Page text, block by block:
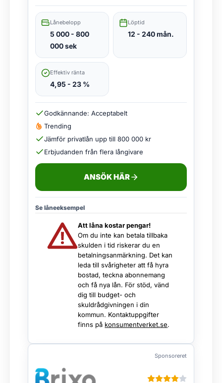
Lånebelopp
5 000 - 800
000 sek
Löptid
12 - 240 mån.
Effektiv ränta
4,95 - 23 %
Godkännande: Acceptabelt
Trending
Jämför privatlån upp till 800 000 kr
Erbjudanden från flera långivare
ANSÖK HÄR
Se låneeksempel
Att låna kostar pengar!
Om du inte kan betala tillbaka
skulden i tid riskerar du en
betalningsanmärkning. Det kan
leda till svårigheter att få hyra
bostad, teckna abonnemang
och få nya lån. För stöd, vänd
dig till budget- och
skuldrådgivningen i din
kommun. Kontaktuppgifter
finns på konsumentverket.se.
Sponsoreret